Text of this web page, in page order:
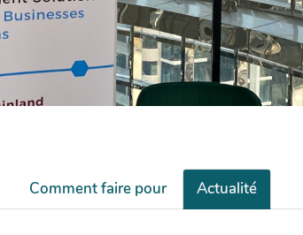
Comment faire pour Actualité